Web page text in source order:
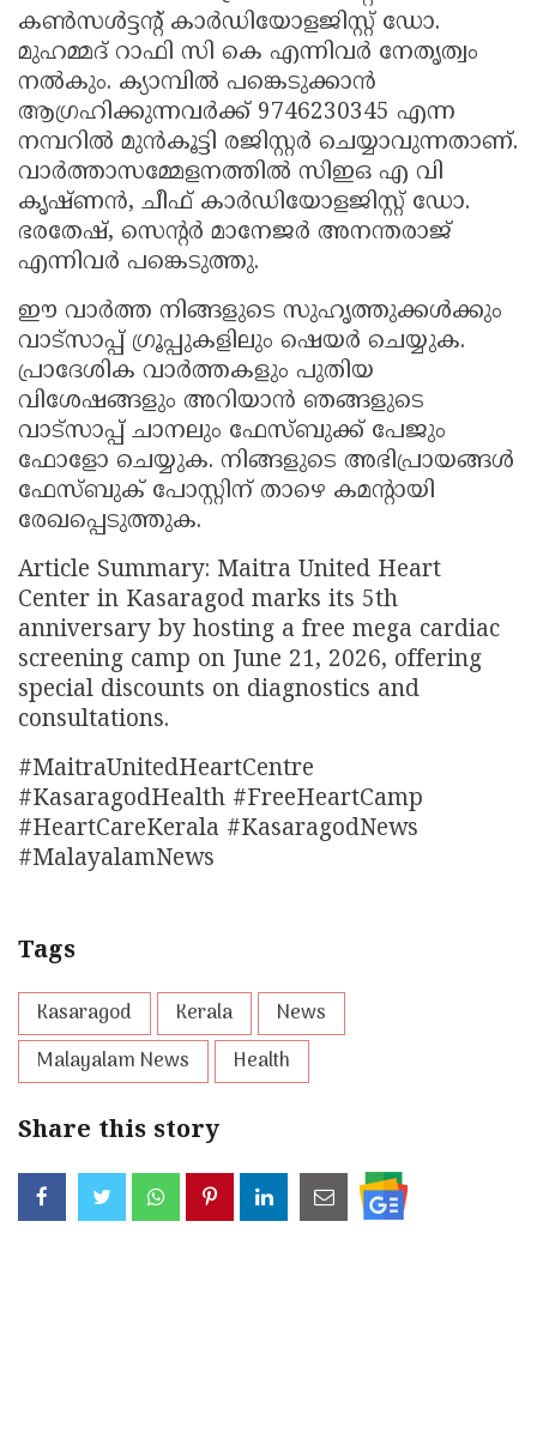
കൺസൾട്ടൻ്റ് കാർഡിയോളജിസ്റ്റ് ഡോ.
മുഹമ്മദ് റാഫി സി കെ എന്നിവർ നേതൃത്വം
നൽകും. ക്യാമ്പിൽ പങ്കെടുക്കാൻ
ആഗ്രഹിക്കുന്നവർക്ക് 9746230345 എന്ന
നമ്പറിൽ മുൻകൂട്ടി രജിസ്റ്റർ ചെയ്യാവുന്നതാണ്.
വാർത്താസമ്മേളനത്തിൽ സിഇഒ എ വി
കൃഷ്ണൻ, ചീഫ് കാർഡിയോളജിസ്റ്റ് ഡോ.
ഭരതേഷ്, സെൻ്റർ മാനേജർ അനന്തരാജ്
എന്നിവർ പങ്കെടുത്തു.
ഈ വാർത്ത നിങ്ങളുടെ സുഹൃത്തുക്കൾക്കും
വാട്സാപ്പ് ഗ്രൂപ്പുകളിലും ഷെയർ ചെയ്യുക.
പ്രാദേശിക വാർത്തകളും പുതിയ
വിശേഷങ്ങളും അറിയാൻ ഞങ്ങളുടെ
വാട്സാപ്പ് ചാനലും ഫേസ്ബുക്ക് പേജും
ഫോളോ ചെയ്യുക. നിങ്ങളുടെ അഭിപ്രായങ്ങൾ
ഫേസ്ബുക് പോസ്റ്റിന് താഴെ കമൻ്റായി
രേഖപ്പെടുത്തുക.
Article Summary: Maitra United Heart
Center in Kasaragod marks its 5th
anniversary by hosting a free mega cardiac
screening camp on June 21, 2026, offering
special discounts on diagnostics and
consultations.
#MaitraUnitedHeartCentre
#KasaragodHealth #FreeHeartCamp
#HeartCareKerala #KasaragodNews
#MalayalamNews
Tags
Kasaragod Kerala
News
Malayalam News
Health
Share this story